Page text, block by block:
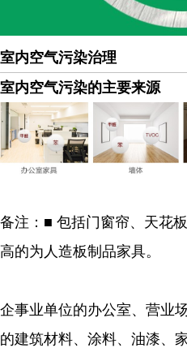
室内空气污染治理
室内空气污染的主要来源
备注： ■ 包括门窗帘、天花
高的为人造板制品家具。
企事业单位的办公室、营业
的建筑材料、涂料、油漆、家